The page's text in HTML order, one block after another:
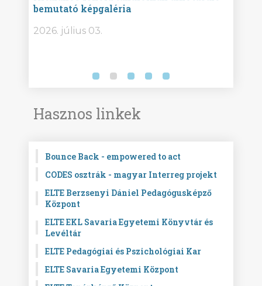
bemutató képgaléria
2026. július 03.
Hasznos linkek
Bounce Back - empowered to act
CODES osztrák - magyar Interreg projekt
ELTE Berzsenyi Dániel Pedagógusképző
Központ
ELTE EKL Savaria Egyetemi Könyvtár és
Levéltár
ELTE Pedagógiai és Pszichológiai Kar
ELTE Savaria Egyetemi Központ